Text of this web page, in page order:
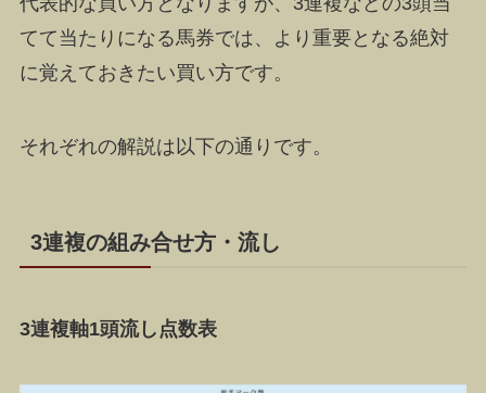
てて当たりになる馬券では、より重要となる絶対
に覚えておきたい買い方です。
それぞれの解説は以下の通りです。
3連複の組み合せ方・流し
3連複軸1頭流し点数表